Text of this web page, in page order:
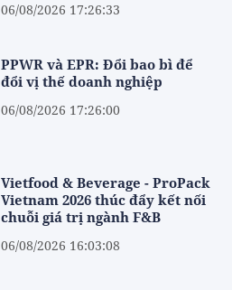
06/08/2026 17:26:33
PPWR và EPR: Đổi bao bì để
đổi vị thế doanh nghiệp
06/08/2026 17:26:00
Vietfood & Beverage - ProPack
Vietnam 2026 thúc đẩy kết nối
chuỗi giá trị ngành F&B
06/08/2026 16:03:08